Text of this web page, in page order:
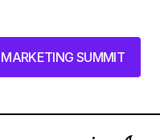
MARKETING SUMMIT
MARKETING SUMMIT